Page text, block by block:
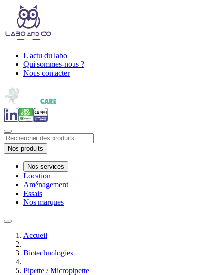
L'actu du labo
Qui sommes-nous ?
Nous contacter
Nos produits
Nos services
Location
Aménagement
Essais
Nos marques
Accueil
Biotechnologies
Pipette / Micropipette